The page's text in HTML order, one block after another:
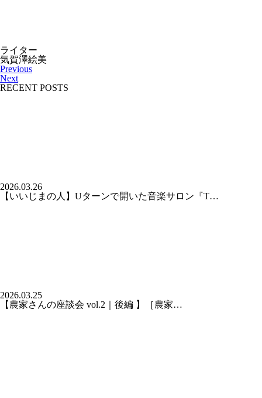
ライター
気賀澤絵美
Previous
Next
RECENT POSTS
2026.03.26
【いいじまの人】Uターンで開いた音楽サロン『T…
2026.03.25
【農家さんの座談会 vol.2｜後編 】［農家…